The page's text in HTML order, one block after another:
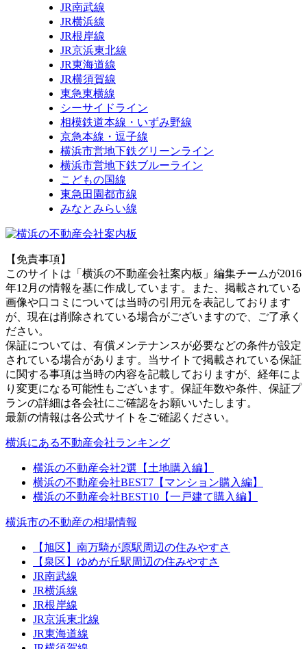
JR南武線
JR横浜線
JR根岸線
JR京浜東北線
JR東海道線
JR横須賀線
東急東横線
シーサイドライン
相模鉄道本線・いずみ野線
京急本線・逗子線
横浜市営地下鉄グリーンライン
横浜市営地下鉄ブルーライン
こどもの国線
東急田園都市線
みなとみらい線
【免責事項】
このサイトは「横浜の不動産会社案内板」編集チームが2016
年12月の情報を基に作成しています。また、掲載されている
画像や口コミについては当時の引用元を表記しております
が、現在は削除されている場合がございますので、ご了承く
ださい。
保証については、有償メンテナンスが必要などの条件が設定
されている場合があります。当サイトで掲載されている保証
に関する事項は当時の内容を記載しておりますが、経年によ
り変更になる可能性もございます。保証年数や条件、保証プ
ランの詳細は各会社にご確認をお願いいたします。
最新の情報は各公式サイトをご確認ください。
横浜にある不動産会社ランキング
横浜の不動産会社2選【土地購入編】
横浜の不動産会社BEST7【マンション購入編】
横浜の不動産会社BEST10【一戸建て購入編】
横浜市の不動産の相場情報
【旭区】南万騎が原駅周辺の住みやすさ
【泉区】ゆめが丘駅周辺の住みやすさ
JR南武線
JR横浜線
JR根岸線
JR京浜東北線
JR東海道線